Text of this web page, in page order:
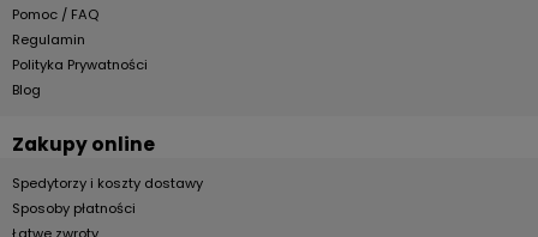
Pomoc / FAQ
Regulamin
Polityka Prywatności
Blog
Zakupy online
Spedytorzy i koszty dostawy
Sposoby płatności